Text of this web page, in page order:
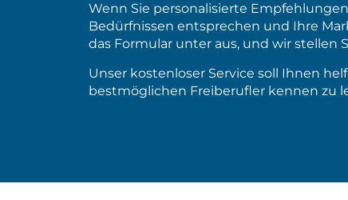
Wenn Sie personalisierte
Bedürfnissen entsprechen und Ihre
das Formular unter aus, und wir stellen
Unser kostenloser Service soll Ihnen
bestmöglichen Freiberufler kennen zu